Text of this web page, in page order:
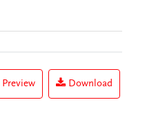
Download